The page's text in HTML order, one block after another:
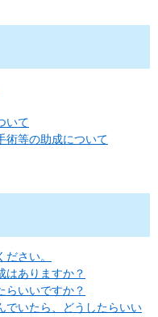
いて
術等の助成について
さい。
はありますか？
らいいですか？
でいたら、どうしたらいい